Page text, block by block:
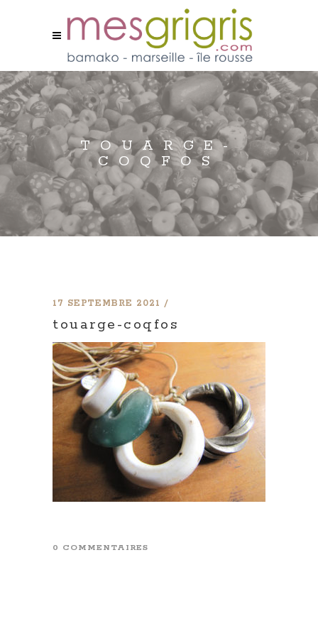
TOUARGE-
COQFOS
17 SEPTEMBRE 2021
touarge-coqfos
0 COMMENTAIRES